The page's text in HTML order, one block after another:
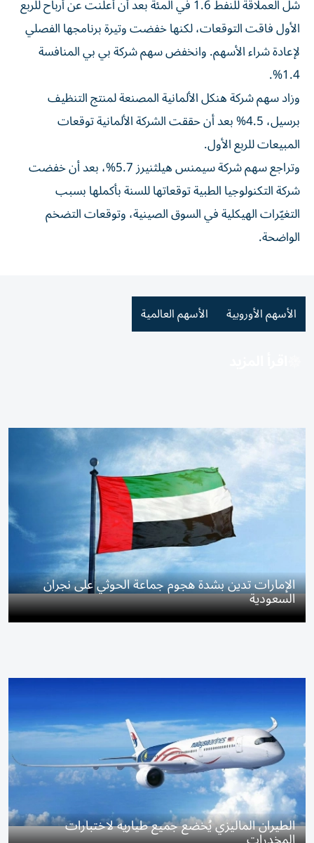
شل العملاقة للنفط ‌1.6 في المئة بعد أن أعلنت عن أرباح للربع
الأول فاقت التوقعات، لكنها خفضت وتيرة برنامجها الفصلي
لإعادة شراء الأسهم. ‌وانخفض سهم ‌شركة بي بي المنافسة
1.4%.
وزاد سهم شركة هنكل الألمانية المصنعة ‌لمنتج التنظيف
برسيل، 4.5% بعد أن حققت الشركة الألمانية توقعات
المبيعات للربع الأول.
وتراجع سهم شركة سيمنس ⁠هيلثنيرز 5.7%، بعد أن خفضت ​
شركة التكنولوجيا الطبية توقعاتها للسنة بأكملها بسبب
التغيّرات الهيكلية في السوق الصينية، وتوقعات التضخم
الواضحة.
الأسهم الأوروبية الأسهم العالمية
الإمارات تدين بشدة هجوم جماعة الحوثي على نجران
السعودية
الطيران الماليزي يُخضع جميع طياريه لاختبارات